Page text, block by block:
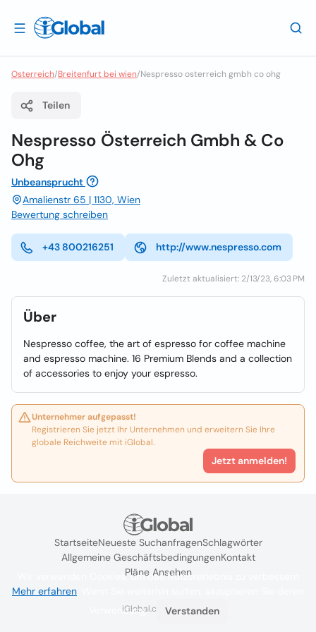
Osterreich/Breitenfurt bei wien/Nespresso osterreich gmbh co ohg
Teilen
Nespresso Österreich Gmbh & Co
Ohg
Unbeansprucht
Amalienstr 65 | 1130, Wien
Bewertung schreiben
+43 800216251 http://www.nespresso.com
Zuletzt aktualisiert: 2/13/23, 6:03 PM
Über
Nespresso coffee, the art of espresso for coffee machine
and espresso machine. 16 Premium Blends and a collection
of accessories to enjoy your espresso.
Unternehmer aufgepasst!
Registrieren Sie jetzt Ihr Unternehmen und erweitern Sie Ihre
globale Reichweite mit iGlobal.
Jetzt anmelden!
StartseiteNeueste SuchanfragenSchlagwörter
Allgemeine GeschäftsbedingungenKontakt
Pläne Ansehen
iGlobal.co @ 2024
Wir verwenden Cookies, um das Nutzererlebnis zu verbessern
Mehr erfahren
Verwendung.
Verstanden